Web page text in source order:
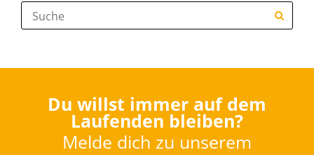
Suche:
Du willst immer auf dem
Laufenden bleiben?
Melde dich zu unserem